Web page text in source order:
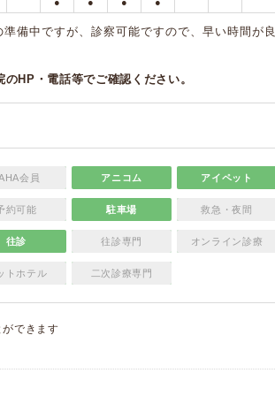
備中ですが、診察可能ですので、早い時間が良
HP・電話等でご確認ください。
会員 アニコム アイペット
約可能 駐車場 救急・夜間
往診 往診専門 オンライン診療
トホテル 二次診療専門
できます